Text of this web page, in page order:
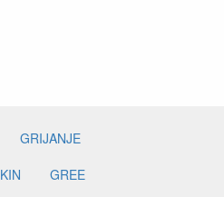
GRIJANJE
GREE